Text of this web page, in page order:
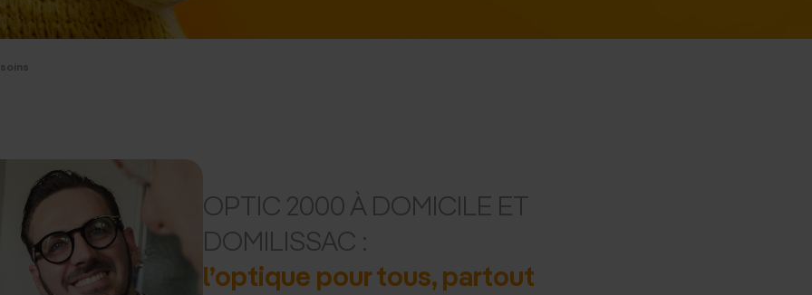
OPTIC 2000 À DOMICILE ET
DOMILISSAC :
l’optique pour tous, partout